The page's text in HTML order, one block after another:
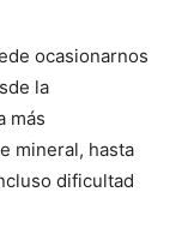
ocasionarnos
la
más
mineral, hasta
dificultad